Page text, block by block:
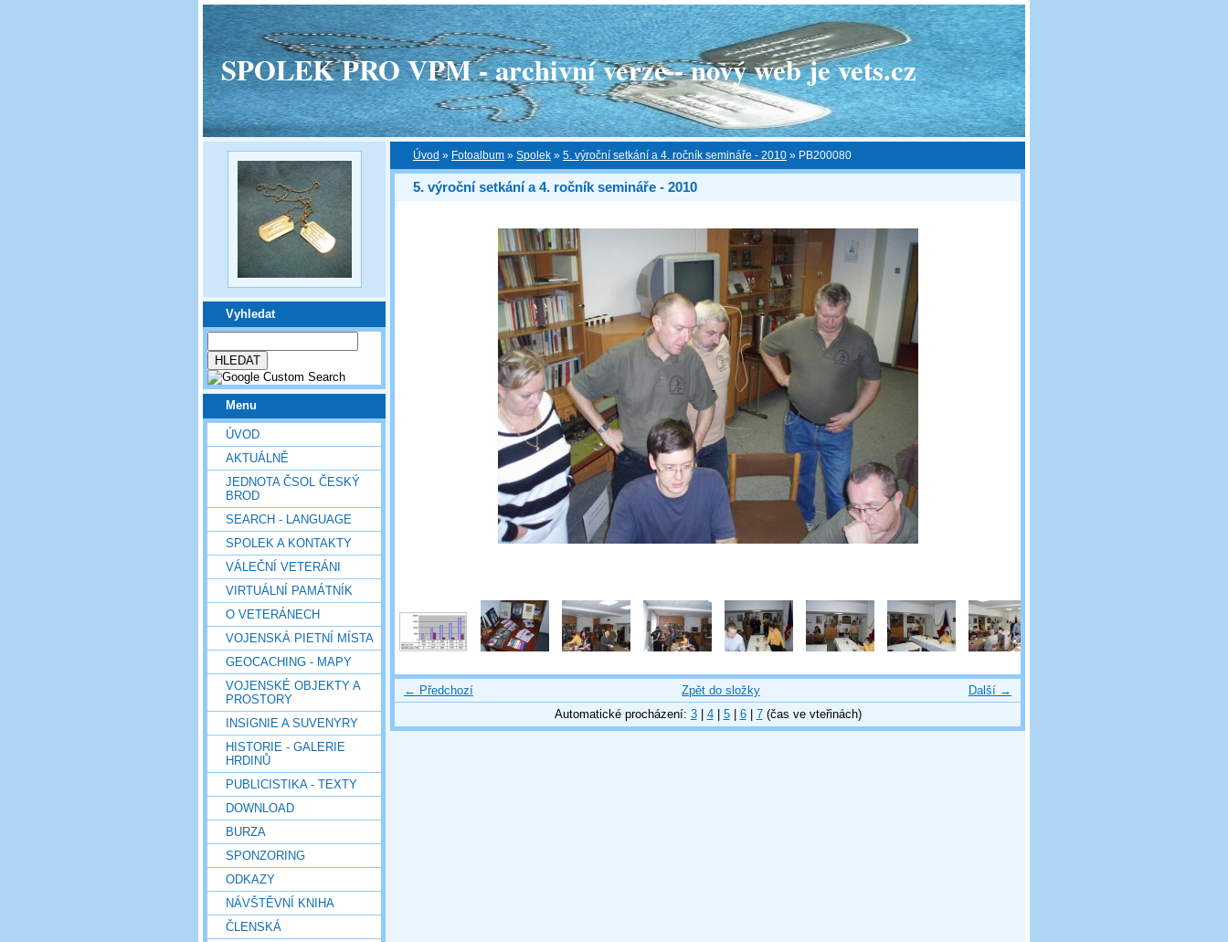
SPOLEK PRO VPM - archivní verze - nový web je vets.cz
Vyhledat
Menu
ÚVOD
AKTUÁLNĚ
JEDNOTA ČSOL ČESKÝ
BROD
SEARCH - LANGUAGE
SPOLEK A KONTAKTY
VÁLEČNÍ VETERÁNI
VIRTUÁLNÍ PAMÁTNÍK
O VETERÁNECH
VOJENSKÁ PIETNÍ MÍSTA
GEOCACHING - MAPY
VOJENSKÉ OBJEKTY A
PROSTORY
INSIGNIE A SUVENYRY
HISTORIE - GALERIE
HRDINŮ
PUBLICISTIKA - TEXTY
DOWNLOAD
BURZA
SPONZORING
ODKAZY
NÁVŠTĚVNÍ KNIHA
ČLENSKÁ
Úvod » Fotoalbum » Spolek » 5. výroční setkání a 4. ročník semináře - 2010 » PB200080
5. výroční setkání a 4. ročník semináře - 2010
← Předchozí Další →
Zpět do složky
Automatické procházení: 3| 4| 5| 6| 7(čas ve vteřinách)